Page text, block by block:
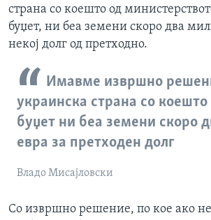
страна со коешто од
буџет, ни беа земени скоро два
некој долг од претходно.
Имавме извршно
украинска страна со
буџет ни беа земени скоро
евра за претходен долг
Владо Мисајловски
Со извршно решение, по кое ако